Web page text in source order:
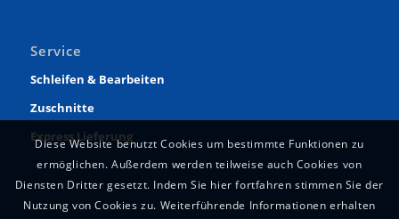
Service
Schleifen & Bearbeiten
Zuschnitte
Express Lieferung
Diese Website benutzt Cookies um bestimmte Funktionen zu
ermöglichen. Außerdem werden teilweise auch Cookies von
Diensten Dritter gesetzt. Indem Sie hier fortfahren stimmen Sie der
Nutzung von Cookies zu. Weiterführende Informationen erhalten